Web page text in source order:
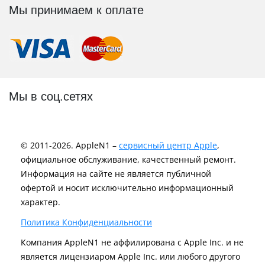
Мы принимаем к оплате
Мы в соц.сетях
© 2011-2026. AppleN1 – сервисный центр Apple,
официальное обслуживание, качественный ремонт.
Информация на сайте не является публичной
офертой и носит исключительно информационный
характер.
Политика Конфиденциальности
Компания AppleN1 не аффилирована c Apple Inc. и не
является лицензиаром Apple Inc. или любого другого